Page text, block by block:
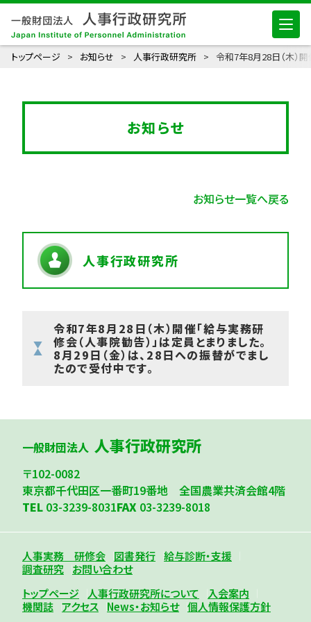
トップページ お知らせ 人事行政研究所 令和7年8月28日（木）
お知らせ
お知らせ一覧へ戻る
人事行政研究所
令和7年8月28日（木）開催「給与実務研
修会（人事院勧告）」は定員とまりました。
8月29日（金）は、28日への振替がでまし
たので受付中です。
一般財団法人 人事行政研究所
〒102-0082
東京都千代田区一番町19番地 全国農業共済会館4階
TEL 03-3239-8031FAX 03-3239-8018
人事実務 研修会 図書発行 給与診断・支援
調査研究
お問い合わせ
トップページ
人事行政研究所について
入会案内
機関誌 アクセス News・お知らせ 個人情報保護方針